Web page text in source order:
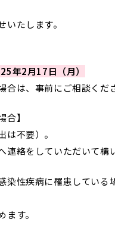
たします。
年2月17日（月）
合は、事前にご相談くだ
】
不要）。
連絡をしていただいて構
染性疾病に罹患している
す。